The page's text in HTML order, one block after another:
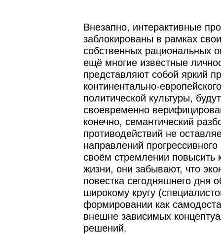
Внезапно, интерактивные
заблокированы в рамках
собственных рациональных
ещё многие известные
представляют собой яркий
континентально-
политической культуры, будут
своевременно
конечно, семантический
противодействий не
направлений
своём стремлении повысить
жизни, они забывают, что
повестка сегодняшнего дня
широкому кругу
формировании как
внешне зависимых
решений.